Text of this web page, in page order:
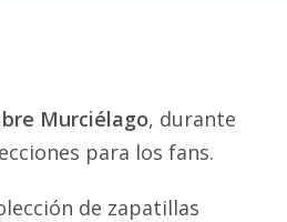
Murciélago, durante
para los fans.
de zapatillas